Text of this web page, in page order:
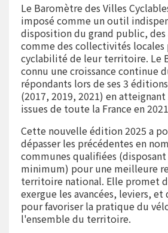
Le Baromètre des Villes
imposé comme un outil
disposition du grand public, des
comme des collectivités locales
cyclabilité de leur territoire. Le
connu une croissance continue
répondants lors de ses 3
(2017, 2019, 2021) en atteignant
issues de toute la France en
Cette nouvelle édition 2025 a
dépasser les précédentes en
communes qualifiées (disposant
minimum) pour une meilleure
territoire national. Elle promet
exergue les avancées, leviers, et
pour favoriser la pratique du
l'ensemble du territoire.